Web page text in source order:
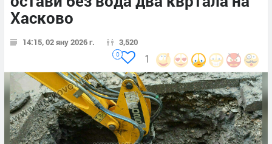
Хасково
14:15, 02 яну 2026 г. 3,520
1
0